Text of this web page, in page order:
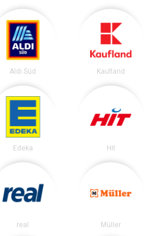
Aldi Süd Kaufland
Edeka Hit
real Müller